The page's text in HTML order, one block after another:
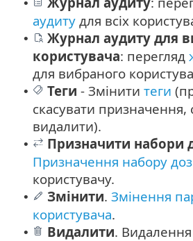
аудиту для всіх
•
Журнал аудиту для
користувача: перегляд
для вибраного
• Теги - Змінити теги
скасувати призначення,
видалити).
• Призначити набори
Призначення набору
користувачу.
• Змінити. Змінення
користувача.
• Видалити.